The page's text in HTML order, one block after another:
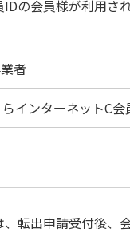
の会員様が利用さ
者
インターネットC会
転出申請受付後、